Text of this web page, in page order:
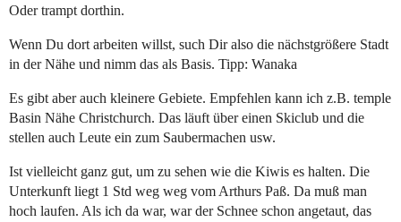
Oder trampt dorthin.
Wenn Du dort arbeiten willst, such Dir also die nächstgrößere Stadt
in der Nähe und nimm das als Basis. Tipp: Wanaka
Es gibt aber auch kleinere Gebiete. Empfehlen kann ich z.B. temple
Basin Nähe Christchurch. Das läuft über einen Skiclub und die
stellen auch Leute ein zum Saubermachen usw.
Ist vielleicht ganz gut, um zu sehen wie die Kiwis es halten. Die
Unterkunft liegt 1 Std weg weg vom Arthurs Paß. Da muß man
hoch laufen. Als ich da war, war der Schnee schon angetaut, das